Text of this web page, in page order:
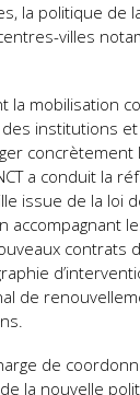
la politique de
villes
la mobilisation
des institutions
concrètement
a conduit la
issue de la loi
accompagnant
contrats
de
de
la nouvelle